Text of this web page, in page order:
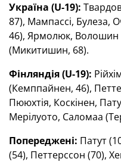
Україна (U-19):
87), Мампассі, Булеза,
46), Ярмолюк, Волошин
(Микитишин, 68).
Фінляндія (U-19):
(Кемппайнен, 46),
Пююхтія, Коскінен,
Мерілуото, Саломаа
Попереджені: Патут
(54), Петтерссон (70),